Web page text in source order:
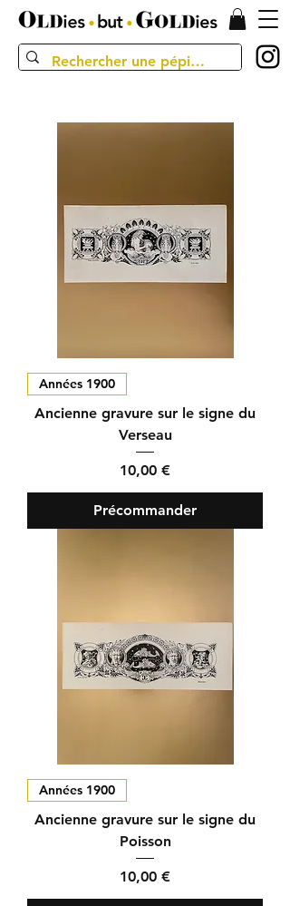
Années 1900
Ancienne gravure sur le signe du
Verseau
Prix
10,00 €
Précommander
Années 1900
Ancienne gravure sur le signe du
Poisson
Prix
10,00 €